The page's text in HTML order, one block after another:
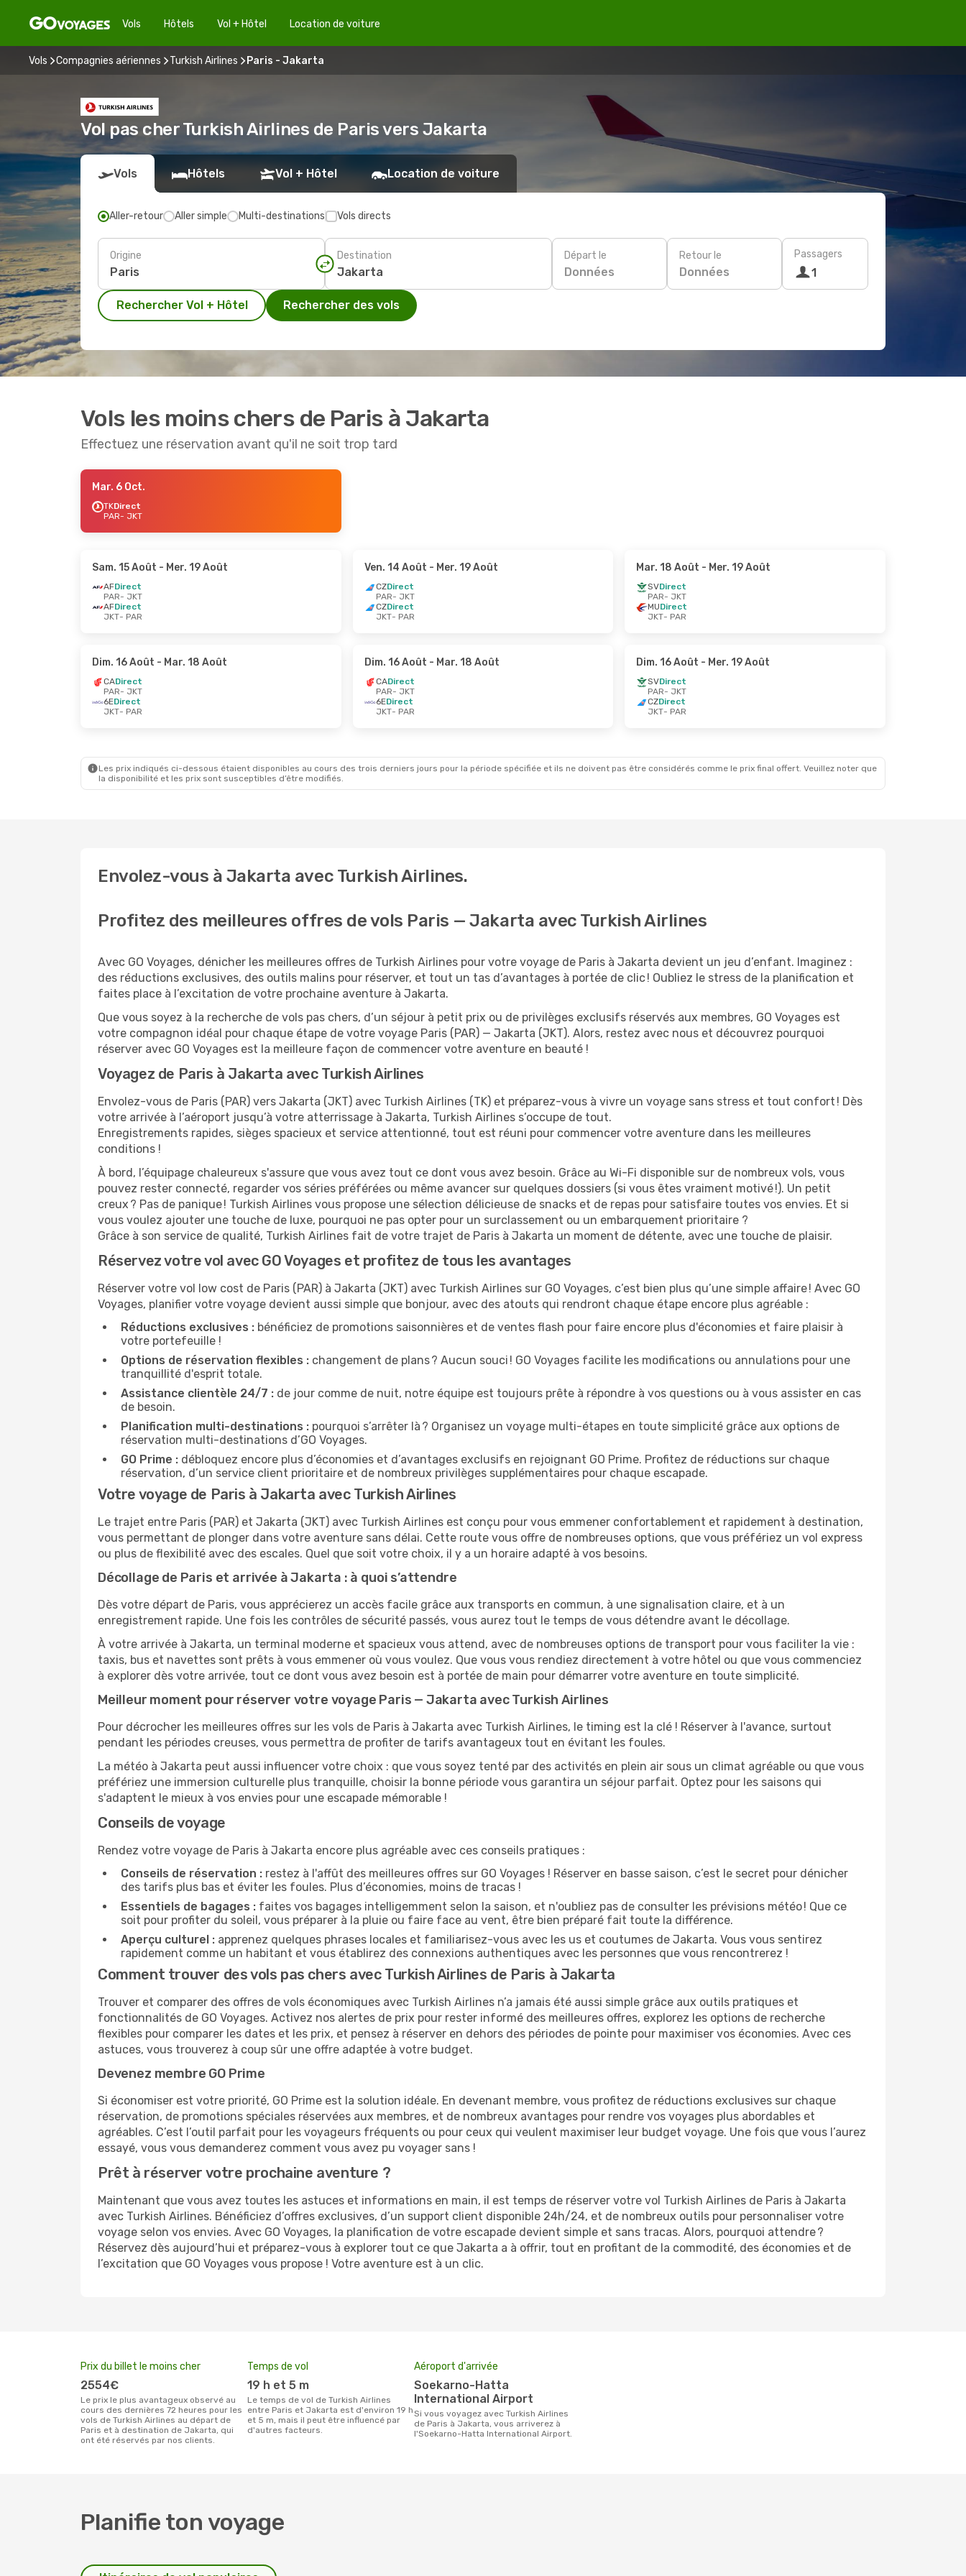
Vols Hôtels Vol + Hôtel Location de voiture
Vols Compagnies aériennes Turkish Airlines Paris - Jakarta
Vol pas cher Turkish Airlines de Paris vers Jakarta
Vols Hôtels Vol + Hôtel Location de voiture
Aller-retour Aller simple Multi-destinations Vols directs
Origine Destination Départ le
Données
Retour le
Données
Passagers
1
Rechercher Vol + Hôtel Rechercher des vols
Vols les moins chers de Paris à Jakarta
Effectuez une réservation avant qu'il ne soit trop tard
Mar. 6 Oct.
TKDirect
PAR- JKT
Sam. 15 Août - Mer. 19 Août
AFDirect
PAR- JKT
AFDirect
JKT- PAR
Ven. 14 Août - Mer. 19 Août
CZDirect
PAR- JKT
CZDirect
JKT- PAR
Mar. 18 Août - Mer. 19 Août
SVDirect
PAR- JKT
MUDirect
JKT- PAR
Dim. 16 Août - Mar. 18 Août
CADirect
PAR- JKT
6EDirect
JKT- PAR
Dim. 16 Août - Mar. 18 Août
CADirect
PAR- JKT
6EDirect
JKT- PAR
Dim. 16 Août - Mer. 19 Août
SVDirect
PAR- JKT
CZDirect
JKT- PAR
Les prix indiqués ci-dessous étaient disponibles au cours des trois derniers jours pour la période spécifiée et ils ne doivent pas être considérés comme le prix final offert. Veuillez noter que
la disponibilité et les prix sont susceptibles d’être modifiés.
Envolez-vous à Jakarta avec Turkish Airlines.
Profitez des meilleures offres de vols Paris — Jakarta avec Turkish Airlines
Avec GO Voyages, dénicher les meilleures offres de Turkish Airlines pour votre voyage de Paris à Jakarta devient un jeu d’enfant. Imaginez :
des réductions exclusives, des outils malins pour réserver, et tout un tas d’avantages à portée de clic ! Oubliez le stress de la planification et
faites place à l’excitation de votre prochaine aventure à Jakarta.
Que vous soyez à la recherche de vols pas chers, d’un séjour à petit prix ou de privilèges exclusifs réservés aux membres, GO Voyages est
votre compagnon idéal pour chaque étape de votre voyage Paris (PAR) — Jakarta (JKT). Alors, restez avec nous et découvrez pourquoi
réserver avec GO Voyages est la meilleure façon de commencer votre aventure en beauté !
Voyagez de Paris à Jakarta avec Turkish Airlines
Envolez-vous de Paris (PAR) vers Jakarta (JKT) avec Turkish Airlines (TK) et préparez-vous à vivre un voyage sans stress et tout confort ! Dès
votre arrivée à l’aéroport jusqu’à votre atterrissage à Jakarta, Turkish Airlines s’occupe de tout.
Enregistrements rapides, sièges spacieux et service attentionné, tout est réuni pour commencer votre aventure dans les meilleures
conditions !
À bord, l’équipage chaleureux s'assure que vous avez tout ce dont vous avez besoin. Grâce au Wi-Fi disponible sur de nombreux vols, vous
pouvez rester connecté, regarder vos séries préférées ou même avancer sur quelques dossiers (si vous êtes vraiment motivé !). Un petit
creux ? Pas de panique ! Turkish Airlines vous propose une sélection délicieuse de snacks et de repas pour satisfaire toutes vos envies. Et si
vous voulez ajouter une touche de luxe, pourquoi ne pas opter pour un surclassement ou un embarquement prioritaire ?
Grâce à son service de qualité, Turkish Airlines fait de votre trajet de Paris à Jakarta un moment de détente, avec une touche de plaisir.
Réservez votre vol avec GO Voyages et profitez de tous les avantages
Réserver votre vol low cost de Paris (PAR) à Jakarta (JKT) avec Turkish Airlines sur GO Voyages, c’est bien plus qu’une simple affaire ! Avec GO
Voyages, planifier votre voyage devient aussi simple que bonjour, avec des atouts qui rendront chaque étape encore plus agréable :
Réductions exclusives : bénéficiez de promotions saisonnières et de ventes flash pour faire encore plus d'économies et faire plaisir à
votre portefeuille !
Options de réservation flexibles : changement de plans ? Aucun souci ! GO Voyages facilite les modifications ou annulations pour une
tranquillité d'esprit totale.
Assistance clientèle 24/7 : de jour comme de nuit, notre équipe est toujours prête à répondre à vos questions ou à vous assister en cas
de besoin.
Planification multi-destinations : pourquoi s’arrêter là ? Organisez un voyage multi-étapes en toute simplicité grâce aux options de
réservation multi-destinations d’GO Voyages.
GO Prime : débloquez encore plus d’économies et d’avantages exclusifs en rejoignant GO Prime. Profitez de réductions sur chaque
réservation, d’un service client prioritaire et de nombreux privilèges supplémentaires pour chaque escapade.
Votre voyage de Paris à Jakarta avec Turkish Airlines
Le trajet entre Paris (PAR) et Jakarta (JKT) avec Turkish Airlines est conçu pour vous emmener confortablement et rapidement à destination,
vous permettant de plonger dans votre aventure sans délai. Cette route vous offre de nombreuses options, que vous préfériez un vol express
ou plus de flexibilité avec des escales. Quel que soit votre choix, il y a un horaire adapté à vos besoins.
Décollage de Paris et arrivée à Jakarta : à quoi s’attendre
Dès votre départ de Paris, vous apprécierez un accès facile grâce aux transports en commun, à une signalisation claire, et à un
enregistrement rapide. Une fois les contrôles de sécurité passés, vous aurez tout le temps de vous détendre avant le décollage.
À votre arrivée à Jakarta, un terminal moderne et spacieux vous attend, avec de nombreuses options de transport pour vous faciliter la vie :
taxis, bus et navettes sont prêts à vous emmener où vous voulez. Que vous vous rendiez directement à votre hôtel ou que vous commenciez
à explorer dès votre arrivée, tout ce dont vous avez besoin est à portée de main pour démarrer votre aventure en toute simplicité.
Meilleur moment pour réserver votre voyage Paris — Jakarta avec Turkish Airlines
Pour décrocher les meilleures offres sur les vols de Paris à Jakarta avec Turkish Airlines, le timing est la clé ! Réserver à l'avance, surtout
pendant les périodes creuses, vous permettra de profiter de tarifs avantageux tout en évitant les foules.
La météo à Jakarta peut aussi influencer votre choix : que vous soyez tenté par des activités en plein air sous un climat agréable ou que vous
préfériez une immersion culturelle plus tranquille, choisir la bonne période vous garantira un séjour parfait. Optez pour les saisons qui
s'adaptent le mieux à vos envies pour une escapade mémorable !
Conseils de voyage
Rendez votre voyage de Paris à Jakarta encore plus agréable avec ces conseils pratiques :
Conseils de réservation : restez à l'affût des meilleures offres sur GO Voyages ! Réserver en basse saison, c’est le secret pour dénicher
des tarifs plus bas et éviter les foules. Plus d’économies, moins de tracas !
Essentiels de bagages : faites vos bagages intelligemment selon la saison, et n'oubliez pas de consulter les prévisions météo ! Que ce
soit pour profiter du soleil, vous préparer à la pluie ou faire face au vent, être bien préparé fait toute la différence.
Aperçu culturel : apprenez quelques phrases locales et familiarisez-vous avec les us et coutumes de Jakarta. Vous vous sentirez
rapidement comme un habitant et vous établirez des connexions authentiques avec les personnes que vous rencontrerez !
Comment trouver des vols pas chers avec Turkish Airlines de Paris à Jakarta
Trouver et comparer des offres de vols économiques avec Turkish Airlines n’a jamais été aussi simple grâce aux outils pratiques et
fonctionnalités de GO Voyages. Activez nos alertes de prix pour rester informé des meilleures offres, explorez les options de recherche
flexibles pour comparer les dates et les prix, et pensez à réserver en dehors des périodes de pointe pour maximiser vos économies. Avec ces
astuces, vous trouverez à coup sûr une offre adaptée à votre budget.
Devenez membre GO Prime
Si économiser est votre priorité, GO Prime est la solution idéale. En devenant membre, vous profitez de réductions exclusives sur chaque
réservation, de promotions spéciales réservées aux membres, et de nombreux avantages pour rendre vos voyages plus abordables et
agréables. C’est l’outil parfait pour les voyageurs fréquents ou pour ceux qui veulent maximiser leur budget voyage. Une fois que vous l’aurez
essayé, vous vous demanderez comment vous avez pu voyager sans !
Prêt à réserver votre prochaine aventure ?
Maintenant que vous avez toutes les astuces et informations en main, il est temps de réserver votre vol Turkish Airlines de Paris à Jakarta
avec Turkish Airlines. Bénéficiez d’offres exclusives, d’un support client disponible 24h/24, et de nombreux outils pour personnaliser votre
voyage selon vos envies. Avec GO Voyages, la planification de votre escapade devient simple et sans tracas. Alors, pourquoi attendre ?
Réservez dès aujourd’hui et préparez-vous à explorer tout ce que Jakarta a à offrir, tout en profitant de la commodité, des économies et de
l’excitation que GO Voyages vous propose ! Votre aventure est à un clic.
Prix du billet le moins cher
2554€
Le prix le plus avantageux observé au
cours des dernières 72 heures pour les
vols de Turkish Airlines au départ de
Paris et à destination de Jakarta, qui
ont été réservés par nos clients.
Temps de vol
19 h et 5 m
Le temps de vol de Turkish Airlines
entre Paris et Jakarta est d'environ 19 h
et 5 m, mais il peut être influencé par
d'autres facteurs.
Aéroport d'arrivée
Soekarno-Hatta
International Airport
Si vous voyagez avec Turkish Airlines
de Paris à Jakarta, vous arriverez à
l'Soekarno-Hatta International Airport.
Planifie ton voyage